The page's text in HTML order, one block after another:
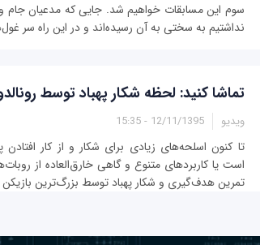
سوم این مسابقات خواهیم شد. جایی که مدعیان جام و
نداشتیم به سختی به آن رسیده‌اند و در این راه سر
تماشا کنید: لحظه شکار پهباد توسط
ویدیو 12/11/1395 - 15:35
تا کنون اسلحه‌های زیادی برای شکار و از کار
است یا کاربردهای متنوع و گاهی خارق‌العاده از
تمرین هدف‌گیری و شکار پهباد توسط بزرگ‌ترین